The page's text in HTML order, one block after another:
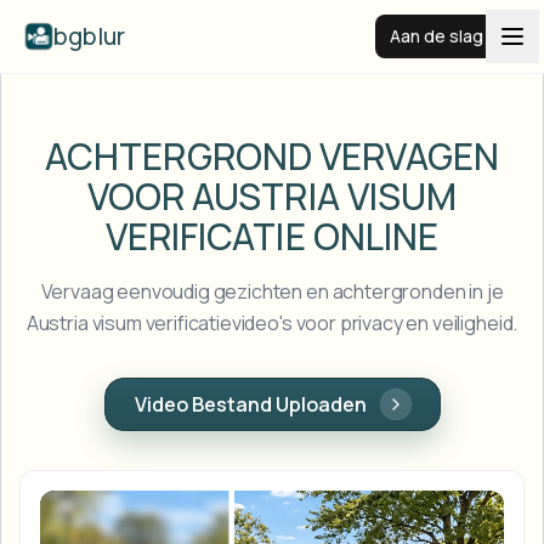
bgblur Aan de slag
Prijzen
Voorbeelden
Blader door de volledige voorbeeldenbibliotheek
Kenteken vervagen
View all features
Scholen & onderwijs
Bronnen
ACHTERGROND VERVAGEN
VOOR AUSTRIAVISUM
VERIFICATIE ONLINE
Vervaag eenvoudig gezichten en achtergronden in je
Austria visum verificatievideo's voor privacy en veiligheid.
Video Bestand Uploaden